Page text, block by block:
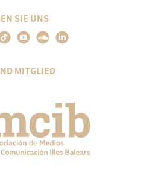
SIE UNS
MITGLIED